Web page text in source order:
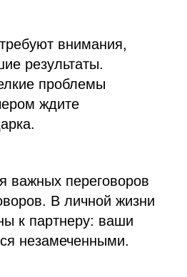
внимания,
результаты.
проблемы
ждите
важных переговоров
В личной жизни
к партнеру: ваши
незамеченными.